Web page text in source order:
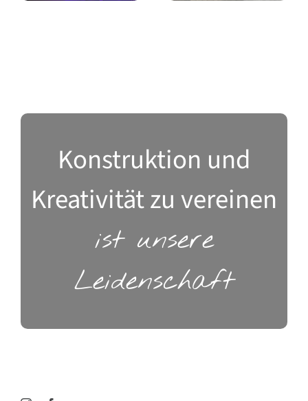
Konstruktion und
Kreativität zu vereinen
ist unsere
Leidenschaft